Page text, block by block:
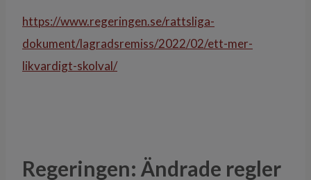
https://www.regeringen.se/rattsliga-
dokument/lagradsremiss/2022/02/ett-mer-
likvardigt-skolval/
Regeringen: Ändrade regler